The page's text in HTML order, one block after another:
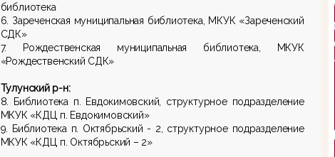
библиотека
6. Зареченская муниципальная библиотека, МКУК «Зареченский
СДК»
7. Рождественская муниципальная библиотека, МКУК
«Рождественский СДК»
Тулунский р-н:
8. Библиотека п. Евдокимовский, структурное подразделение
МКУК «КДЦ п. Евдокимовский»
9. Библиотека п. Октябрьский - 2, структурное подразделение
МКУК «КДЦ п. Октябрьский – 2»